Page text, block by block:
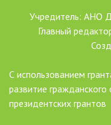
Учредитель: АНО
Главный
С использованием
развитие
президентских грантов